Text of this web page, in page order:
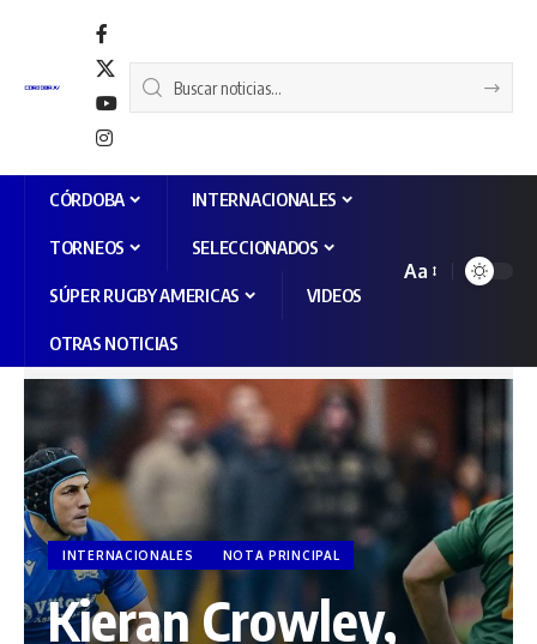
CÓRDOBA INTERNACIONALES
TORNEOS SELECCIONADOS
SÚPER RUGBY AMERICAS VIDEOS
OTRAS NOTICIAS
Aa
INTERNACIONALES NOTA PRINCIPAL
Kieran Crowley,